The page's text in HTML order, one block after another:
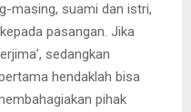
masing, suami dan istri,
pasangan. Jika
sedangkan
hendaklah bisa
pihak